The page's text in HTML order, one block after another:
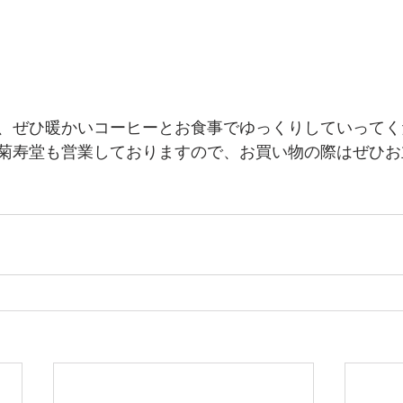
ぜひ暖かいコーヒーとお食事でゆっくりしていって
寿堂も営業しておりますので、お買い物の際はぜひ